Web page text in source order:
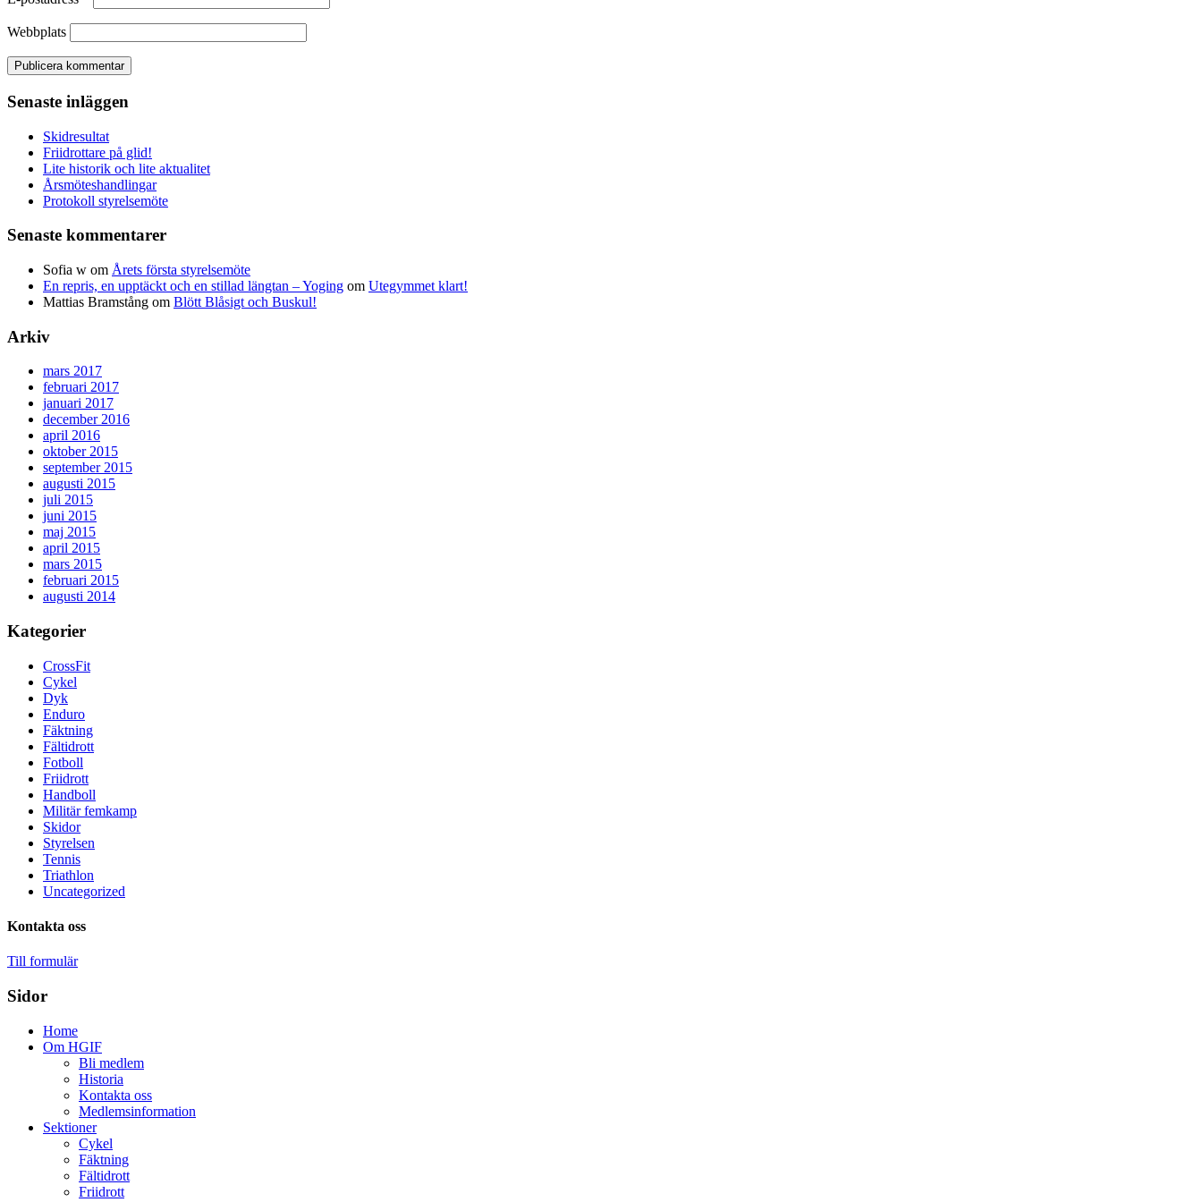
Webbplats
Senaste inläggen
Skidresultat
Friidrottare på glid!
Lite historik och lite aktualitet
Årsmöteshandlingar
Protokoll styrelsemöte
Senaste kommentarer
Sofia w om Årets första styrelsemöte
En repris, en upptäckt och en stillad längtan – Yoging om Utegymmet klart!
Mattias Bramstång om Blött Blåsigt och Buskul!
Arkiv
mars 2017
februari 2017
januari 2017
december 2016
april 2016
oktober 2015
september 2015
augusti 2015
juli 2015
juni 2015
maj 2015
april 2015
mars 2015
februari 2015
augusti 2014
Kategorier
CrossFit
Cykel
Dyk
Enduro
Fäktning
Fältidrott
Fotboll
Friidrott
Handboll
Militär femkamp
Skidor
Styrelsen
Tennis
Triathlon
Uncategorized
Kontakta oss
Till formulär
Sidor
Home
Om HGIF
Bli medlem
Historia
Kontakta oss
Medlemsinformation
Sektioner
Cykel
Fäktning
Fältidrott
Friidrott